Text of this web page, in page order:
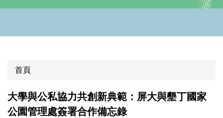
首頁
大學與公私協力共創新典範：屏大與墾丁國家
公園管理處簽署合作備忘錄